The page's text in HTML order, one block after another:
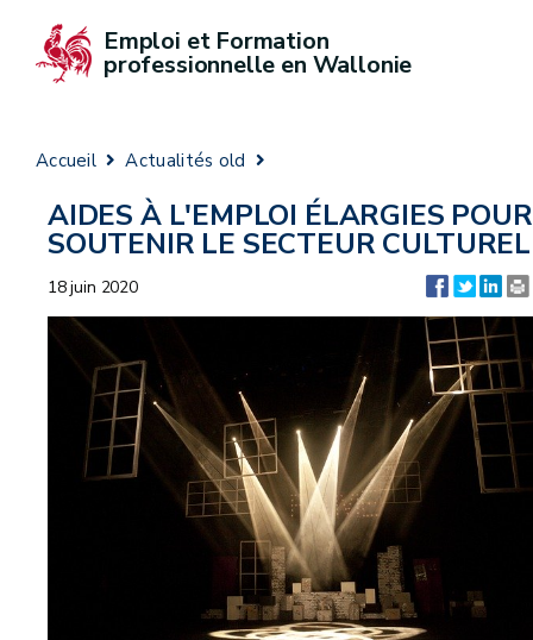
Emploi et Formation
professionnelle en Wallonie
Accueil Actualités old
AIDES À L'EMPLOI ÉLARGIES POUR
SOUTENIR LE SECTEUR CULTUREL
18 juin 2020